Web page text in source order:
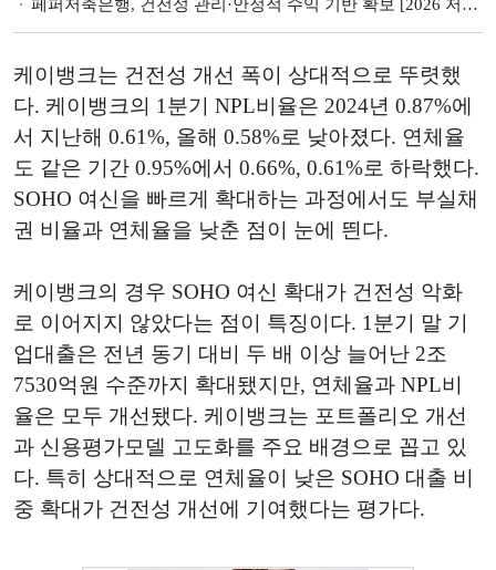
페퍼저축은행, 건전성 관리·안정적 수익 기반 확보 [2026 저축은행 경영전략]
케이뱅크는 건전성 개선 폭이 상대적으로 뚜렷했
다. 케이뱅크의 1분기 NPL비율은 2024년 0.87%에
서 지난해 0.61%, 올해 0.58%로 낮아졌다. 연체율
도 같은 기간 0.95%에서 0.66%, 0.61%로 하락했다.
SOHO 여신을 빠르게 확대하는 과정에서도 부실채
권 비율과 연체율을 낮춘 점이 눈에 띈다.
케이뱅크의 경우 SOHO 여신 확대가 건전성 악화
로 이어지지 않았다는 점이 특징이다. 1분기 말 기
업대출은 전년 동기 대비 두 배 이상 늘어난 2조
7530억원 수준까지 확대됐지만, 연체율과 NPL비
율은 모두 개선됐다. 케이뱅크는 포트폴리오 개선
과 신용평가모델 고도화를 주요 배경으로 꼽고 있
다. 특히 상대적으로 연체율이 낮은 SOHO 대출 비
중 확대가 건전성 개선에 기여했다는 평가다.